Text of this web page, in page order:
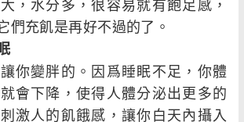
們充飢是再好不過的了。
你變胖的。因爲睡眠不足，你體
會下降，使得人體分泌出更多的
激人的飢餓感，讓你白天內攝入